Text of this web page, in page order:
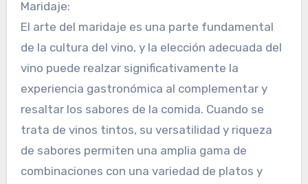
Maridaje:
El arte del maridaje es una parte fundamental
de la cultura del vino, y la elección adecuada del
vino puede realzar significativamente la
experiencia gastronómica al complementar y
resaltar los sabores de la comida. Cuando se
trata de vinos tintos, su versatilidad y riqueza
de sabores permiten una amplia gama de
combinaciones con una variedad de platos y